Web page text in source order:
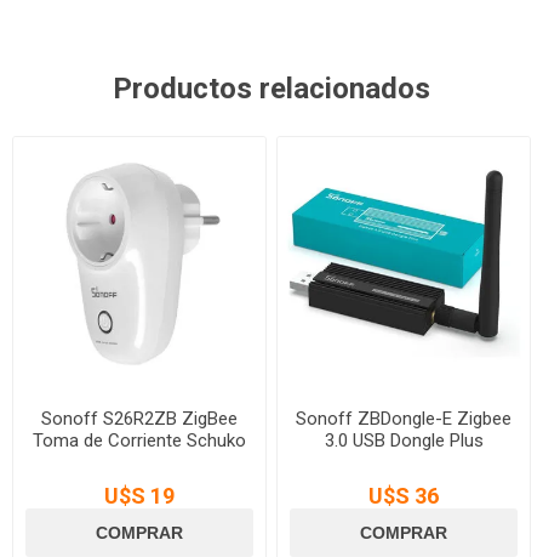
Productos relacionados
Sonoff S26R2ZB ZigBee
Toma de Corriente Schuko
U$S 19
Sonoff ZBDongle-E Zigbee
3.0 USB Dongle Plus
U$S 36